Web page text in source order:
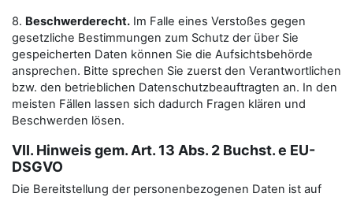
8. Beschwerderecht. Im Falle eines Verstoßes gegen
gesetzliche Bestimmungen zum Schutz der über Sie
gespeicherten Daten können Sie die Aufsichtsbehörde
ansprechen. Bitte sprechen Sie zuerst den Verantwortlichen
bzw. den betrieblichen Datenschutzbeauftragten an. In den
meisten Fällen lassen sich dadurch Fragen klären und
Beschwerden lösen.
VII. Hinweis gem. Art. 13 Abs. 2 Buchst. e EU-
DSGVO
Die Bereitstellung der personenbezogenen Daten ist auf